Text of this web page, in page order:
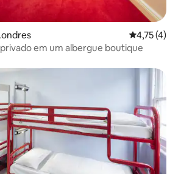
4,75 de
4,75 (4)
em um albergue boutique